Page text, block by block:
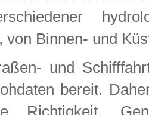
von Binnen- und
und
bereit.
Richtigkeit,